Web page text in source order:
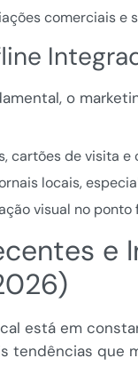
comerciais e
o
cartões de visita
locais,
visual no ponto
e
está em
tendências que